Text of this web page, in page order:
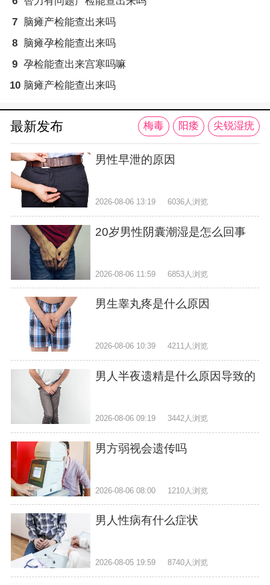
7
脑瘫产检能查出来吗
8
脑瘫孕检能查出来吗
9 孕检能查出来宫寒吗嘛
10 脑瘫产检能查出来吗
最新发布 梅毒 阳痿 尖锐湿疣
男性早泄的原因
2026-08-06 13:19 6036人浏览
20岁男性阴囊潮湿是怎么回事
2026-08-06 11:59 6853人浏览
男生睾丸疼是什么原因
2026-08-06 10:39 4211人浏览
男人半夜遗精是什么原因导致的
2026-08-06 09:19 3442人浏览
男方弱视会遗传吗
2026-08-06 08:00 1210人浏览
男人性病有什么症状
2026-08-05 19:59 8740人浏览